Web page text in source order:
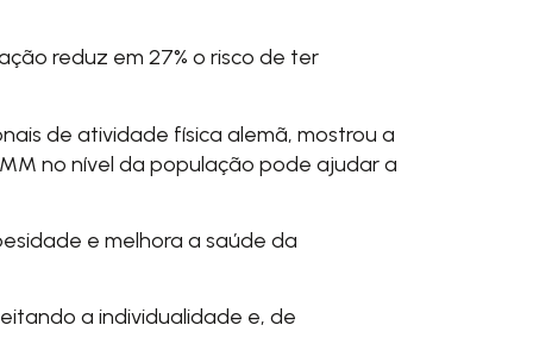
reduz em 27% o risco de ter
de atividade física alemã, mostrou a
no nível da população pode ajudar a
e melhora a saúde da
a individualidade e, de